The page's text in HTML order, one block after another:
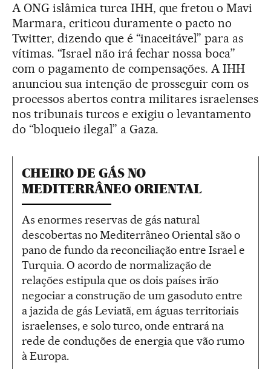
A ONG islâmica turca IHH, que fretou o Mavi
Marmara, criticou duramente o pacto no
Twitter, dizendo que é “inaceitável” para as
vítimas. “Israel não irá fechar nossa boca”
com o pagamento de compensações. A IHH
anunciou sua intenção de prosseguir com os
processos abertos contra militares israelenses
nos tribunais turcos e exigiu o levantamento
do “bloqueio ilegal” a Gaza.
CHEIRO DE GÁS NO
MEDITERRÂNEO ORIENTAL
As enormes reservas de gás natural
descobertas no Mediterrâneo Oriental são o
pano de fundo da reconciliação entre Israel e
Turquia. O acordo de normalização de
relações estipula que os dois países irão
negociar a construção de um gasoduto entre
a jazida de gás Leviatã, em águas territoriais
israelenses, e solo turco, onde entrará na
rede de conduções de energia que vão rumo
à Europa.